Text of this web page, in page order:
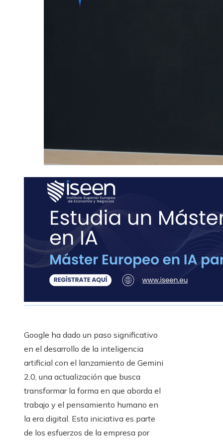
Google ha dado un paso significativo
en el desarrollo de la inteligencia
artificial con el lanzamiento de Gemini
2.0, una actualización que busca
transformar la forma en que aborda el
trabajo y el pensamiento humano en
la era digital. Esta iniciativa es parte
de los esfuerzos de la empresa por